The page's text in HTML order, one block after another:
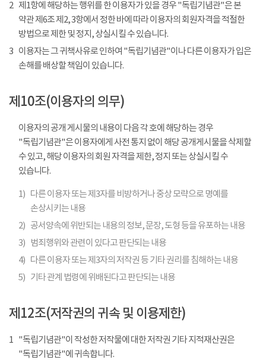
2 제1항에 해당하는 행위를 한 이용자가 있을 경우 "독립기념관"은 본
약관 제6조 제2, 3항에서 정한 바에 따라 이용자의 회원자격을 적절한
방법으로 제한 및 정지, 상실시킬 수 있습니다.
3 이용자는 그 귀책사유로 인하여 "독립기념관"이나 다른 이용자가 입은
손해를 배상할 책임이 있습니다.
제10조(이용자의 의무)
이용자의 공개 게시물의 내용이 다음 각 호에 해당하는 경우
"독립기념관"은 이용자에게 사전 통지 없이 해당 공개게시물을 삭제할
수 있고, 해당 이용자의 회원 자격을 제한, 정지 또는 상실시킬 수
있습니다.
1) 다른 이용자 또는 제3자를 비방하거나 중상 모략으로 명예를
손상시키는 내용
2) 공서양속에 위반되는 내용의 정보, 문장, 도형 등을 유포하는 내용
3)
범죄행위와 관련이 있다고 판단되는 내용
4) 다른 이용자 또는 제3자의 저작권 등 기타 권리를 침해하는 내용
5) 기타 관계 법령에 위배된다고 판단되는 내용
제12조(저작권의 귀속 및 이용제한)
1 "독립기념관"이 작성한 저작물에 대한 저작권 기타 지적재산권은
"독립기념관"에 귀속합니다.